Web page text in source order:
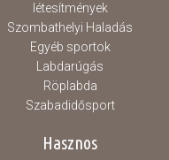
létesítmények
Szombathelyi Haladás
Egyéb sportok
Labdarúgás
Röplabda
Szabadidősport
Hasznos